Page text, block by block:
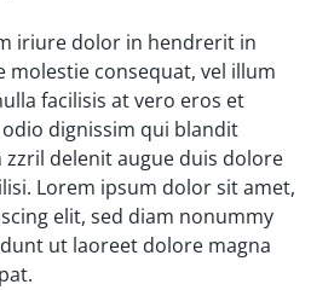
iriure dolor in hendrerit in
molestie consequat, vel illum
facilisis at vero eros et
dignissim qui blandit
delenit augue duis dolore
Lorem ipsum dolor sit amet,
elit, sed diam nonummy
ut laoreet dolore magna